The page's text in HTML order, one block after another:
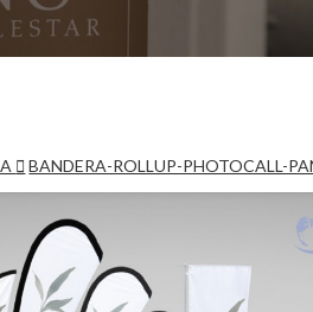
BANDERA-ROLLUP-PHOTOCALL-